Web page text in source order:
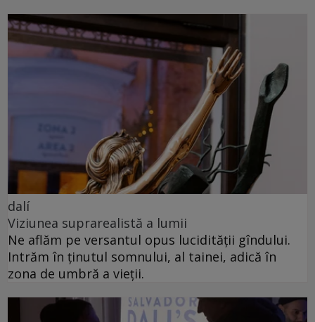
dalí
Viziunea suprarealistă a lumii
Ne aflăm pe versantul opus lucidității gîndului.
Intrăm în ținutul somnului, al tainei, adică în
zona de umbră a vieții.